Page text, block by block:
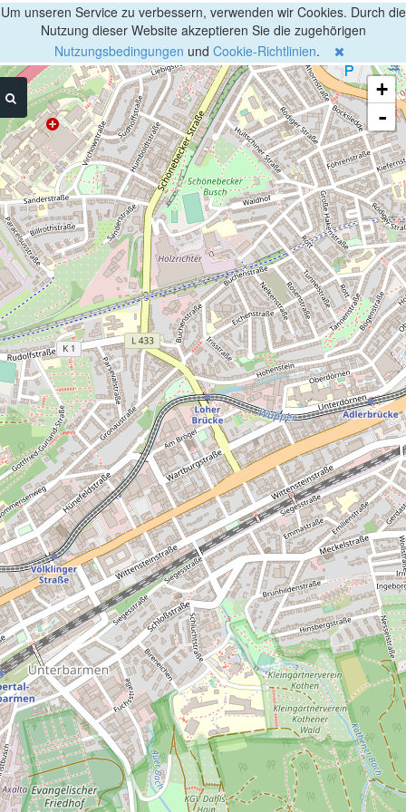
Um unseren Service zu verbessern, verwenden wir Cookies. Durch die
Nutzung dieser Website akzeptieren Sie die zugehörigen
Nutzungsbedingungen und Cookie-Richtlinien.
+
-